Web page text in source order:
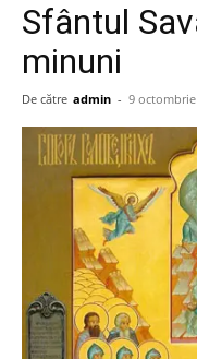
Sfântul
minuni
De către admin - 9 octombrie